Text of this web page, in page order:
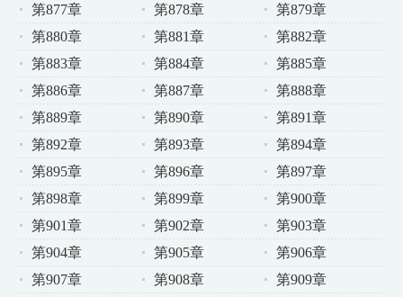
第877章
第878章
第879章
第880章
第881章
第882章
第883章
第884章
第885章
第886章
第887章
第888章
第889章
第890章
第891章
第892章
第893章
第894章
第895章
第896章
第897章
第898章
第899章
第900章
第901章
第902章
第903章
第904章
第905章
第906章
第907章
第908章
第909章